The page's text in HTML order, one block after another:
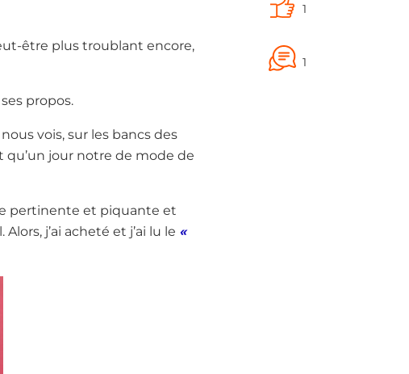
1
1
être plus troublant encore,
propos.
vois, sur les bancs des
qu’un jour notre de mode de
pertinente et piquante et
j’ai acheté et j’ai lu le «